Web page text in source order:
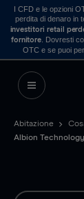
I CFD e le opzioni
perdita di denaro in
investitori retail
fornitore . Dovresti
OTC e se puoi
Abitazione
Albion